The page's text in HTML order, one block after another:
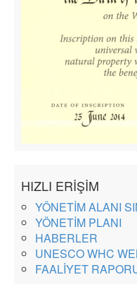
HIZLI ERİŞİM
YÖNETİM ALANI
YÖNETİM PLANI
HABERLER
UNESCO WHC
FAALİYET